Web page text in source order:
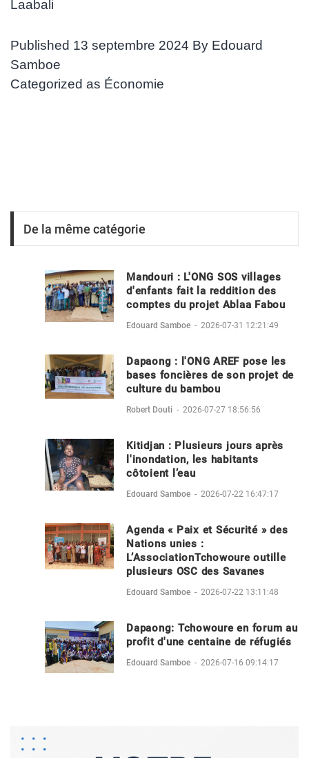
Laabali
Published 13 septembre 2024 By Edouard
Samboe
Categorized as Économie
De la même catégorie
Mandouri : L'ONG SOS villages
d'enfants fait la reddition des
comptes du projet Ablaa Fabou
Edouard Samboe - 2026-07-31 12:21:49
Dapaong : l'ONG AREF pose les
bases foncières de son projet de
culture du bambou
Robert Douti - 2026-07-27 18:56:56
Kitidjan : Plusieurs jours après
l'inondation, les habitants
côtoient l’eau
Edouard Samboe - 2026-07-22 16:47:17
Agenda « Paix et Sécurité » des
Nations unies :
L’AssociationTchowoure outille
plusieurs OSC des Savanes
Edouard Samboe - 2026-07-22 13:11:48
Dapaong: Tchowoure en forum au
profit d'une centaine de réfugiés
Edouard Samboe - 2026-07-16 09:14:17